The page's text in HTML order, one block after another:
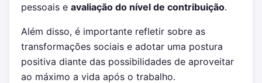
pessoais e avaliação do nível de contribuição.
Além disso, é importante refletir sobre as
transformações sociais e adotar uma postura
positiva diante das possibilidades de aproveitar
ao máximo a vida após o trabalho.